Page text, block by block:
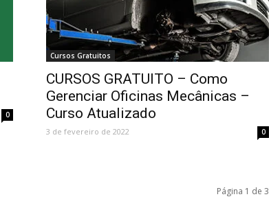
0
Cursos Gratuitos
CURSOS GRATUITO – Como
Gerenciar Oficinas Mecânicas –
Curso Atualizado
3 de fevereiro de 2022 0
Página 1 de 3